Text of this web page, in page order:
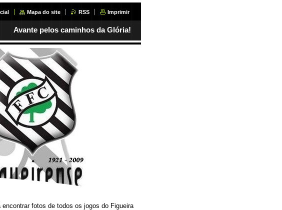
Mapa do site RSS Imprimir
Avante pelos caminhos da Glória!
encontrar fotos de todos os jogos do Figueira